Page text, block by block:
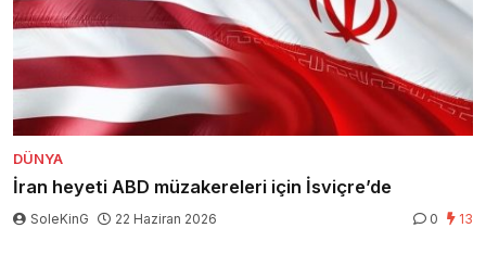
DÜNYA
İran heyeti ABD müzakereleri için İsviçre’de
SoleKinG 22 Haziran 2026 0 13